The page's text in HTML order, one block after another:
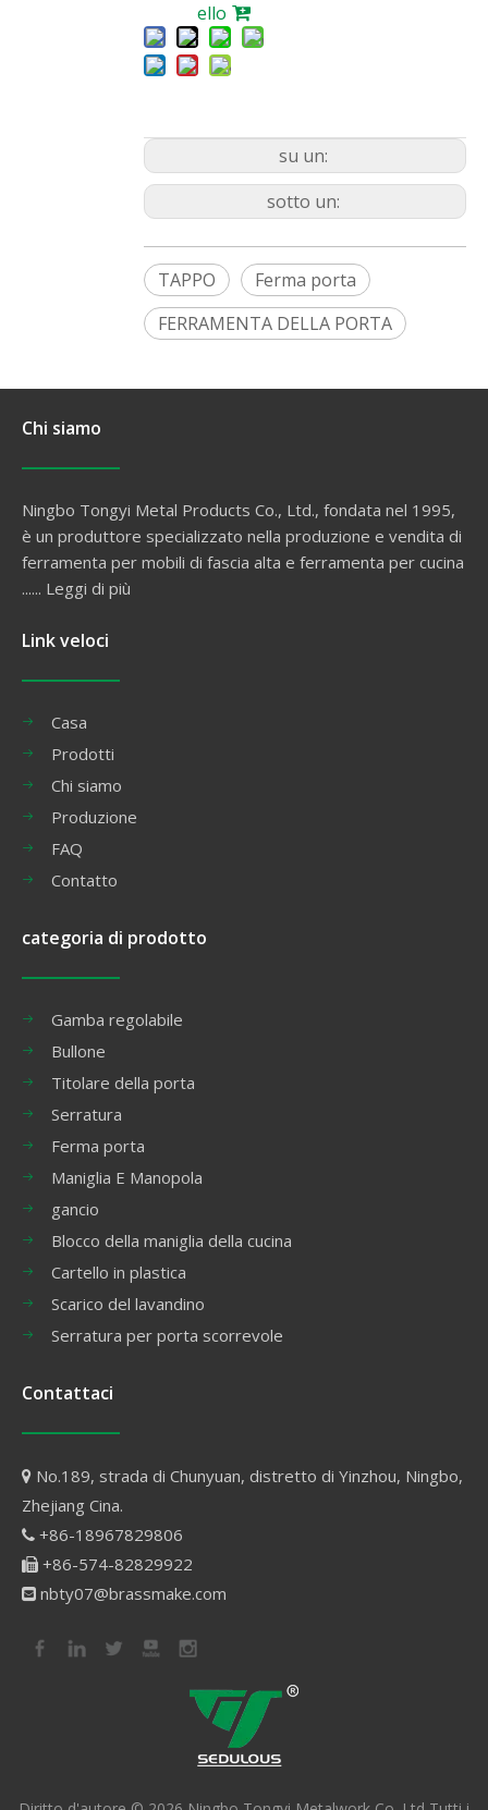
ello
su un:
sotto un:
TAPPO
Ferma porta
FERRAMENTA DELLA PORTA
Chi siamo
Ningbo Tongyi Metal Products Co., Ltd., fondata nel 1995,
è un produttore specializzato nella produzione e vendita di
ferramenta per mobili di fascia alta e ferramenta per cucina
...... Leggi di più
Link veloci
Casa
Prodotti
Chi siamo
Produzione
FAQ
Contatto
categoria di prodotto
Gamba regolabile
Bullone
Titolare della porta
Serratura
Ferma porta
Maniglia E Manopola
gancio
Blocco della maniglia della cucina
Cartello in plastica
Scarico del lavandino
Serratura per porta scorrevole
Contattaci
 No.189, strada di Chunyuan, distretto di Yinzhou, Ningbo,
Zhejiang Cina.
 +86-18967829806
 +86-574-82829922
 nbty07@brassmake.com